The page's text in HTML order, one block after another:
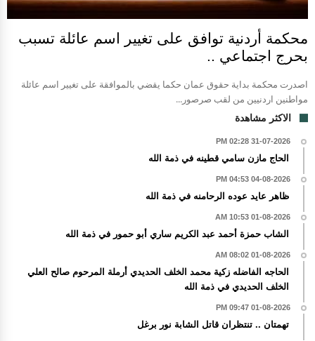
محكمة أردنية توافق على تغيير اسم عائلة تسبب
بحرج اجتماعي ..
اصدرت محكمة بداية حقوق عمان حكما يقضي بالموافقة على تغيير اسم عائلة
مواطنين اردنيين من لقب صرصور...
الاكثر مشاهدة
31-07-2026 02:28 PM
الحاج مازن سامي قطينه في ذمة الله
04-08-2026 04:53 PM
ظاهر عايد عوده الرحامنه في ذمة الله
01-08-2026 10:53 AM
الشاب حمزة أحمد عبد الكريم ساري أبو حمور في ذمة الله
01-08-2026 08:02 AM
الحاجه الفاضله زكية محمد الخلف الحديدي أرملة المرحوم صالح العلي
الخلف الحديدي في ذمة الله
01-08-2026 09:47 PM
تهمتان .. تنتظران قاتل الشابة نور برغل